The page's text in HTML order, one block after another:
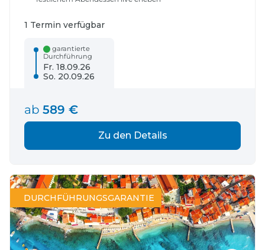
garantierte
Durchführung
Fr. 18.09.26
So. 20.09.26
1 Termin verfügbar
ab 589 €
Zu den Details
DURCHFÜHRUNGSGARANTIE